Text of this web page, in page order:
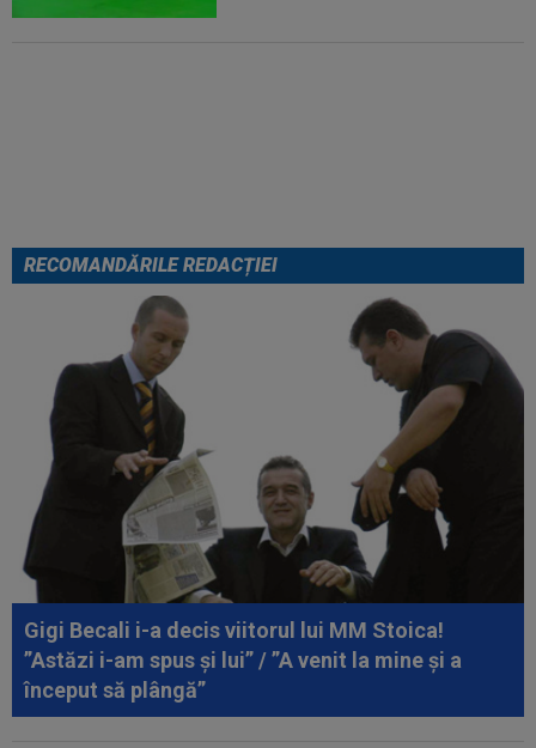
RECOMANDĂRILE REDACȚIEI
Gigi Becali i-a decis viitorul lui MM Stoica!
”Astăzi i-am spus și lui” / ”A venit la mine și a
început să plângă”